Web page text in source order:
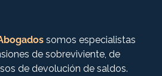
somos especialistas
de sobreviviente, de
de devolución de saldos.